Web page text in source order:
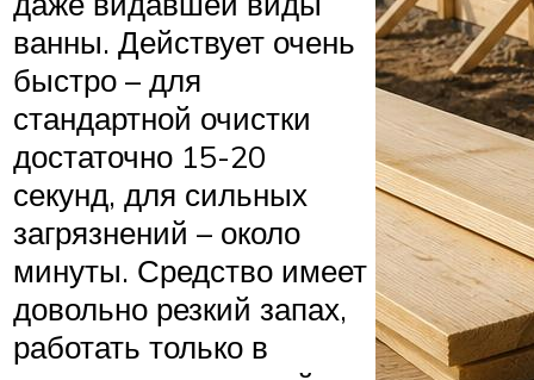
ванны. Действует очень
быстро – для
стандартной очистки
достаточно 15-20
секунд, для сильных
загрязнений – около
минуты. Средство имеет
довольно резкий запах,
работать только в